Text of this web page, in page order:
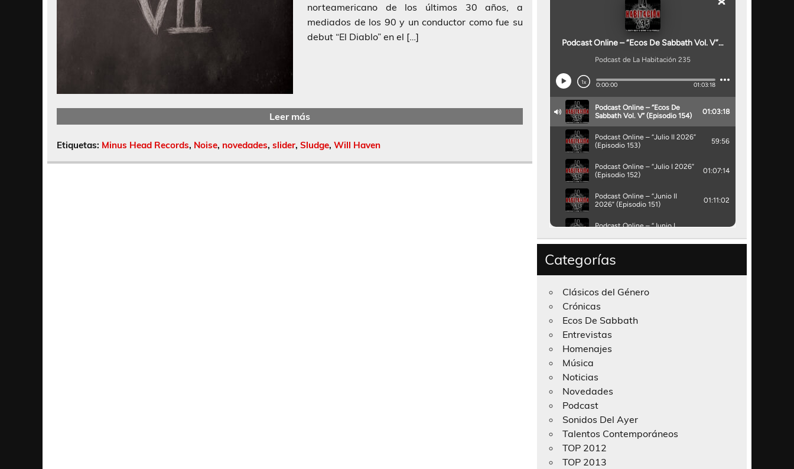
norteamericano de los últimos 30 años, a
mediados de los 90 y un conductor como fue su
debut “El Diablo” en el […]
Leer más
Etiquetas: Minus Head Records, Noise, novedades, slider, Sludge, Will Haven
Categorías
Clásicos del Género
Crónicas
Ecos De Sabbath
Entrevistas
Homenajes
Música
Noticias
Novedades
Podcast
Sonidos Del Ayer
Talentos Contemporáneos
TOP 2012
TOP 2013